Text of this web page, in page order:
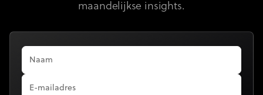
maandelijkse insights.